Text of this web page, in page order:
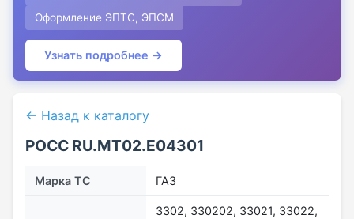
Оформление ЭПТС, ЭПСМ
Узнать подробнее →
← Назад к каталогу
РОСС RU.МТ02.E04301
Марка ТС ГАЗ
3302, 330202, 33021, 33022,